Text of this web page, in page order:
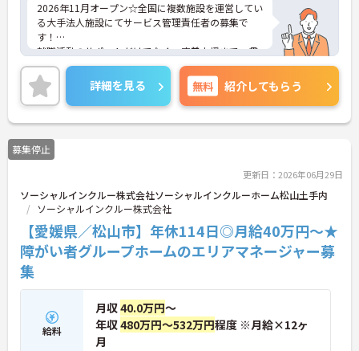
【賞与過去実績最大185万円◎大手法人ならではの
充実した待遇や福利厚生が魅力です】
・実績最大185万円の賞与やプラン数手当、特定事
業所加算手当など日々の頑張りがしっかりと給与に
還元されます
・勤続3年以上で対象となる退職金制度や宿泊費補
助などが受けられる独自の福利厚生制度ツクイPLUS
・社内規定の範囲内で髪色や髪型をはじめネイルや
まつげエクステが自由であり個性を大切にしながら
自分らしく働けます
2026年11月オープン☆全国に複数施設を運営してい
る大手法人施設にてサービス管理責任者の募集で
す！
就職活動のサポートだけでなく、定着支援まで一貫
して関われる点が魅力で、利用者一人ひとりの特性
や希望に寄り添った支援を大切にしています。研修
や学びの機会も豊富で、未経験からでも安心して成
長できる、やりがいのある職場です◎ご興味のある
方には、面接対策ポイントなど、さらに詳細をお話
しいたしますのでお気軽にご相談ください！
詳細を見る 無料 紹介してもらう
募集停止
更新日：2026年06月29日
ソーシャルインクルー株式会社ソーシャルインクルーホーム松山土手内
ソーシャルインクルー株式会社
【愛媛県／松山市】年休114日◎月給40万円～★
障がい者グループホームのエリアマネージャー募
集
給料
月収40.0万円～
年収480万円～532万円程度 ※月給×12ヶ
月